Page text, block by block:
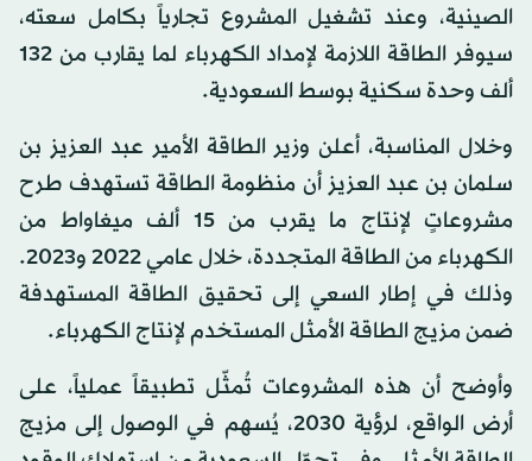
الصينية، وعند تشغيل المشروع تجارياً بكامل سعته،
سيوفر الطاقة اللازمة لإمداد الكهرباء لما يقارب من 132
ألف وحدة سكنية بوسط السعودية.
وخلال المناسبة، أعلن وزير الطاقة الأمير عبد العزيز بن
سلمان بن عبد العزيز أن منظومة الطاقة تستهدف طرح
مشروعاتٍ لإنتاج ما يقرب من 15 ألف ميغاواط من
الكهرباء من الطاقة المتجددة، خلال عامي 2022 و2023.
وذلك في إطار السعي إلى تحقيق الطاقة المستهدفة
ضمن مزيج الطاقة الأمثل المستخدم لإنتاج الكهرباء.
وأوضح أن هذه المشروعات تُمثّل تطبيقاً عملياً، على
أرض الواقع، لرؤية 2030، يُسهم في الوصول إلى مزيج